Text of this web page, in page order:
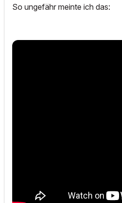
So ungefähr meinte ich das: